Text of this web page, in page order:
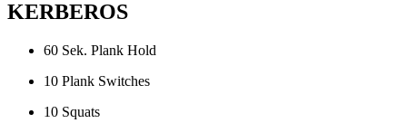
KERBEROS
60 Sek. Plank Hold
10 Plank Switches
10 Squats